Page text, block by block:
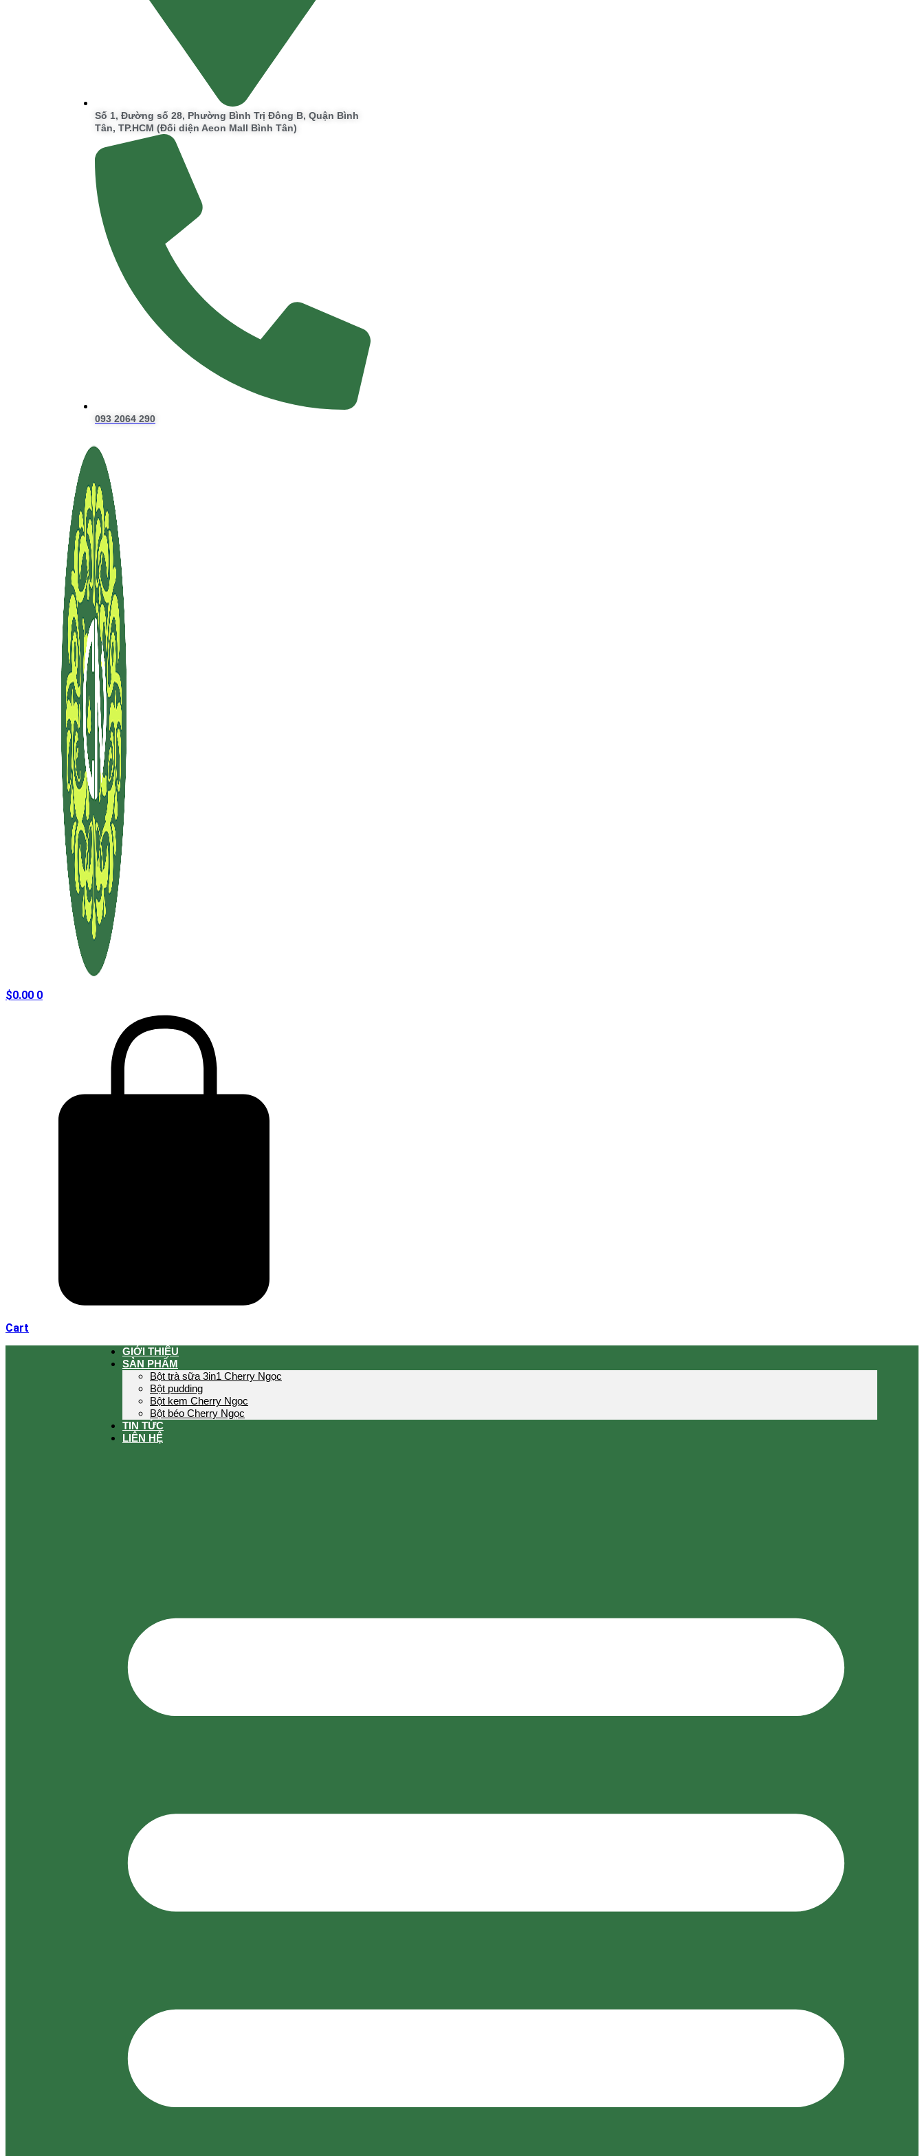
Số 1, Đường số 28, Phường Bình Trị Đông B, Quận Bình
Tân, TP.HCM (Đối diện Aeon Mall Bình Tân)
093 2064 290
$0.00 0
Cart
GIỚI THIỆU
SẢN PHẨM
Bột trà sữa 3in1 Cherry Ngọc
Bột pudding
Bột kem Cherry Ngọc
Bột béo Cherry Ngọc
TIN TỨC
LIÊN HỆ